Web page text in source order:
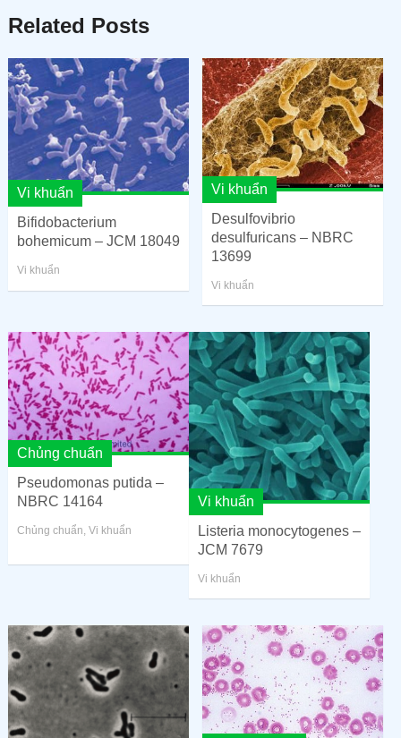
Related Posts
Vi khuẩn
Bifidobacterium
bohemicum – JCM 18049
Vi khuẩn
Vi khuẩn
Desulfovibrio
desulfuricans – NBRC
13699
Vi khuẩn
Chủng chuẩn
Pseudomonas putida –
NBRC 14164
Chủng chuẩn, Vi khuẩn
Vi khuẩn
Listeria monocytogenes –
JCM 7679
Vi khuẩn